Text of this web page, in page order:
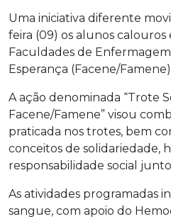
Uma iniciativa diferente
feira (09) os alunos calouros
Faculdades de
Esperança (Facene/
A ação denominada “Trote
Facene/Famene” visou
praticada nos trotes, bem
conceitos de solidariedade,
responsabilidade social
As atividades programadas
sangue, com apoio do